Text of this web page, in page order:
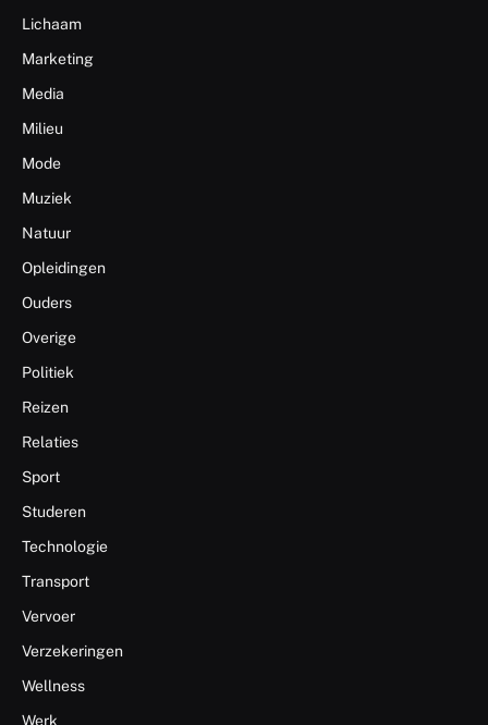
Lichaam
Marketing
Media
Milieu
Mode
Muziek
Natuur
Opleidingen
Ouders
Overige
Politiek
Reizen
Relaties
Sport
Studeren
Technologie
Transport
Vervoer
Verzekeringen
Wellness
Werk